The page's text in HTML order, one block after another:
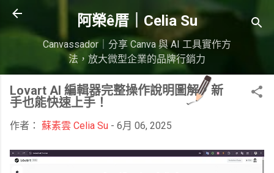
跳到主要內容
阿榮ê厝｜Celia Su
Canvassador｜分享 Canva 與 AI 工具實作方
法，放大微型企業的品牌行銷力
Lovart AI 編輯器完整操作說明圖解，新
手也能快速上手！
作者： 蘇素雲 Celia Su - 6月 06, 2025